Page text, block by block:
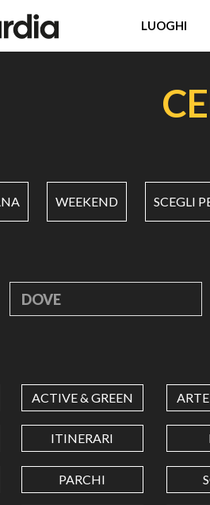
LUOGHI
WEEKEND SCEGLI
DOVE
ACTIVE & GREEN
ITINERARI
PARCHI